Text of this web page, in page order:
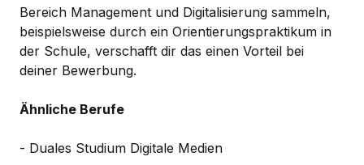
Bereich Management und Digitalisierung sammeln,
beispielsweise durch ein Orientierungspraktikum in
der Schule, verschafft dir das einen Vorteil bei
deiner Bewerbung.
Ähnliche Berufe
- Duales Studium Digitale Medien